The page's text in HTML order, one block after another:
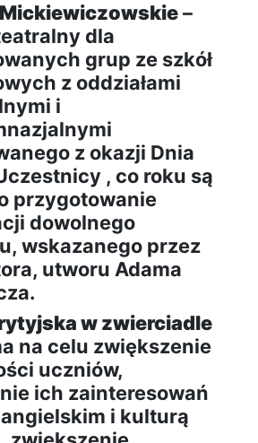
–
dla
grup ze szkół
z oddziałami
i
z okazji Dnia
, co roku są
przygotowanie
dowolnego
wskazanego przez
utworu Adama
w zwierciadle
na celu zwiększenie
uczniów,
ich zainteresowań
i kulturą